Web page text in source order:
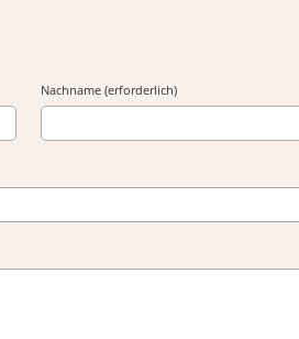
Nachname (erforderlich)